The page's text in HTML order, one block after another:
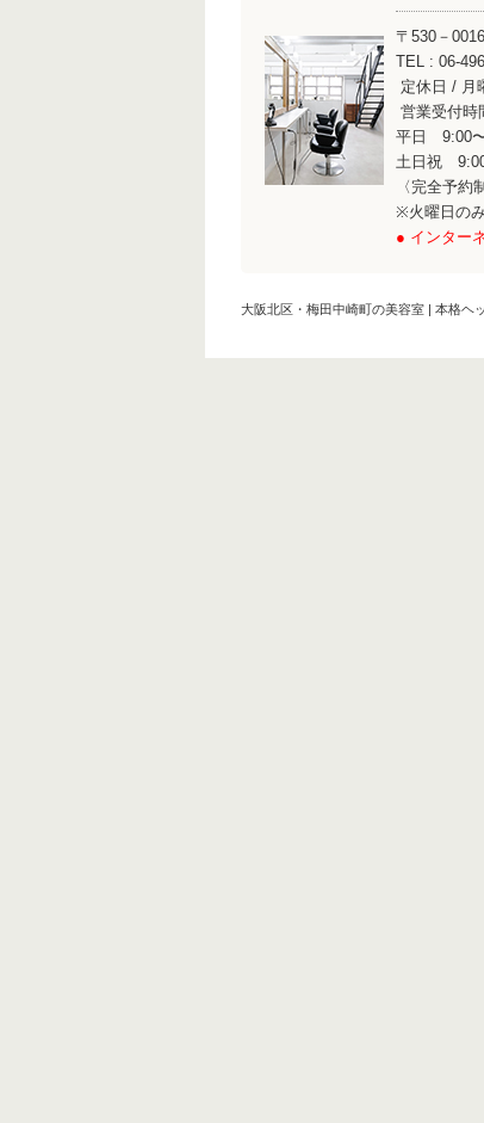
〒530－
TEL : 06-
定休日 / 月
営業受付時
平日 9:00
土日祝
〈完全予約
※火曜日の
● インター
大阪北区・梅田中崎町の美容室 | 本格ヘ